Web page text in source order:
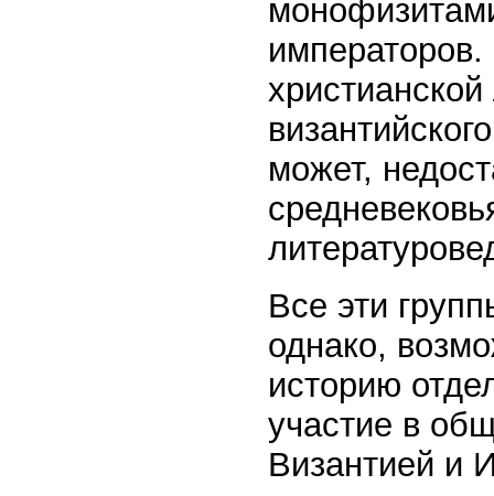
может,
Все эти
однако,
историю
участие в
Византией и